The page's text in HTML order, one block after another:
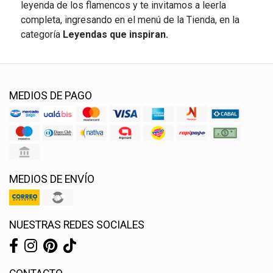
leyenda de los flamencos y te invitamos a leerla
completa, ingresando en el menú de la Tienda, en la
categoría Leyendas que inspiran.
MEDIOS DE PAGO
MEDIOS DE ENVÍO
NUESTRAS REDES SOCIALES